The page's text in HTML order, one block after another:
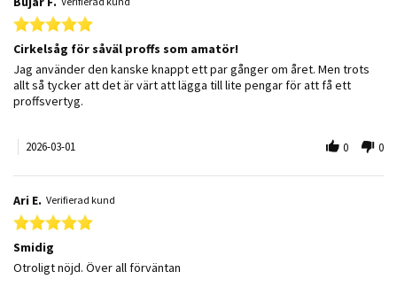
5.0 star rating
Cirkelsåg för såväl proffs som amatör!
Review by Bujar F. on 1 Mar 2026
review stating Cirkelsåg för såväl proffs som amatör!
Jag använder den kanske knappt ett par gånger om året. Men trots
allt så tycker att det är värt att lägga till lite pengar för att få ett
proffsvertyg.
2026-03-01 0 0
Ari E. Verifierad kund
5.0 star rating
Smidig
Review by Ari E. on 9 Jan 2024
review stating Smidig
Otroligt nöjd. Över all förväntan